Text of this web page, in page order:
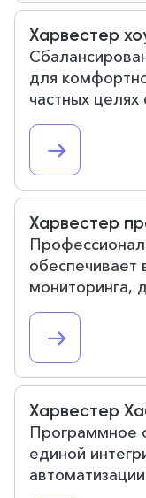
Харвестер
для
частных целях
Харвестер
обеспечивает
мониторинга,
управления
мобильного
Харвестер
Программное
единой